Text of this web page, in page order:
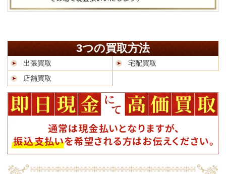
3つの買取方法
出張買取
宅配買取
店舗買取